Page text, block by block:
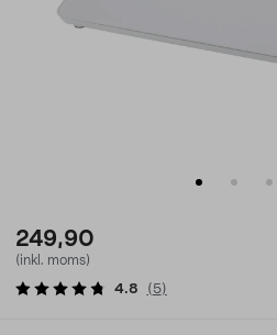
249,90
(inkl. moms)
4.8 ( 5)